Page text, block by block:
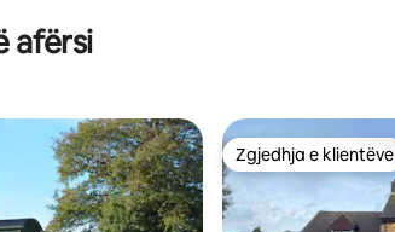
afërsi
Zgjedhja e klientëve
Zgjedhja e klientëve